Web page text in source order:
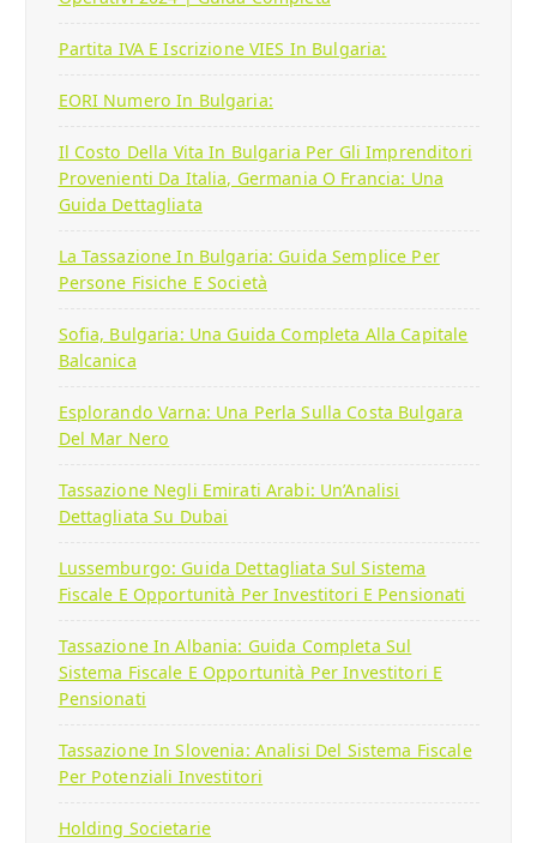
Partita IVA E Iscrizione VIES In Bulgaria:
EORI Numero In Bulgaria:
Il Costo Della Vita In Bulgaria Per Gli Imprenditori
Provenienti Da Italia, Germania O Francia: Una
Guida Dettagliata
La Tassazione In Bulgaria: Guida Semplice Per
Persone Fisiche E Società
Sofia, Bulgaria: Una Guida Completa Alla Capitale
Balcanica
Esplorando Varna: Una Perla Sulla Costa Bulgara
Del Mar Nero
Tassazione Negli Emirati Arabi: Un’Analisi
Dettagliata Su Dubai
Lussemburgo: Guida Dettagliata Sul Sistema
Fiscale E Opportunità Per Investitori E Pensionati
Tassazione In Albania: Guida Completa Sul
Sistema Fiscale E Opportunità Per Investitori E
Pensionati
Tassazione In Slovenia: Analisi Del Sistema Fiscale
Per Potenziali Investitori
Holding Societarie